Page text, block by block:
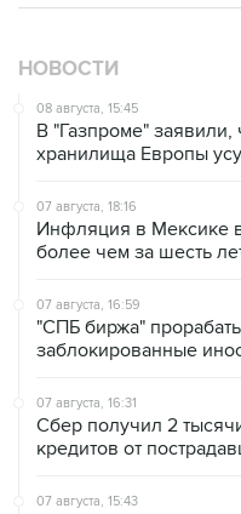
НОВОСТИ
08 августа, 15:45
В "Газпроме" заявили,
хранилища Европы
07 августа, 18:16
Инфляция в Мексике
более чем за шесть
07 августа, 16:59
"СПБ биржа"
заблокированные
07 августа, 16:31
Сбер получил 2
кредитов от
07 августа, 15:43